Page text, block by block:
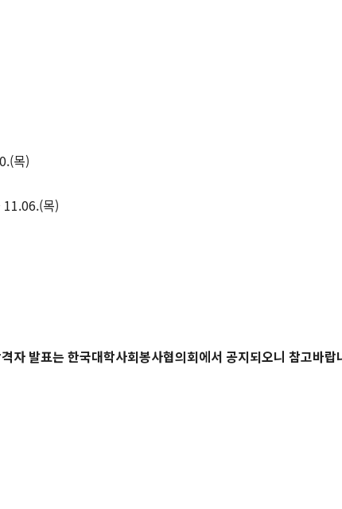
목)
11.06.(목)
자 발표는 한국대학사회봉사협의회에서 공지되오니 참고바랍